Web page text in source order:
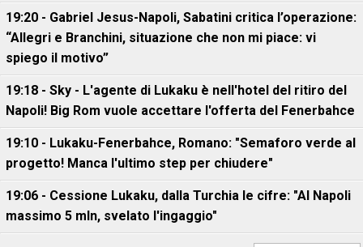
19:20 - Gabriel Jesus-Napoli, Sabatini critica l’operazione:
“Allegri e Branchini, situazione che non mi piace: vi
spiego il motivo”
19:18 - Sky - L'agente di Lukaku è nell'hotel del ritiro del
Napoli! Big Rom vuole accettare l'offerta del Fenerbahce
19:10 - Lukaku-Fenerbahce, Romano: "Semaforo verde al
progetto! Manca l'ultimo step per chiudere"
19:06 - Cessione Lukaku, dalla Turchia le cifre: "Al Napoli
massimo 5 mln, svelato l'ingaggio"